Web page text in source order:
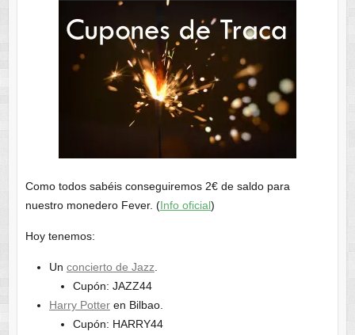
Como todos sabéis conseguiremos 2€ de saldo para
nuestro monedero Fever. (Info oficial)
Hoy tenemos:
Un concierto de Jazz
Cupón: JAZZ44
Harry Potteren Bilbao.
Cupón: HARRY44